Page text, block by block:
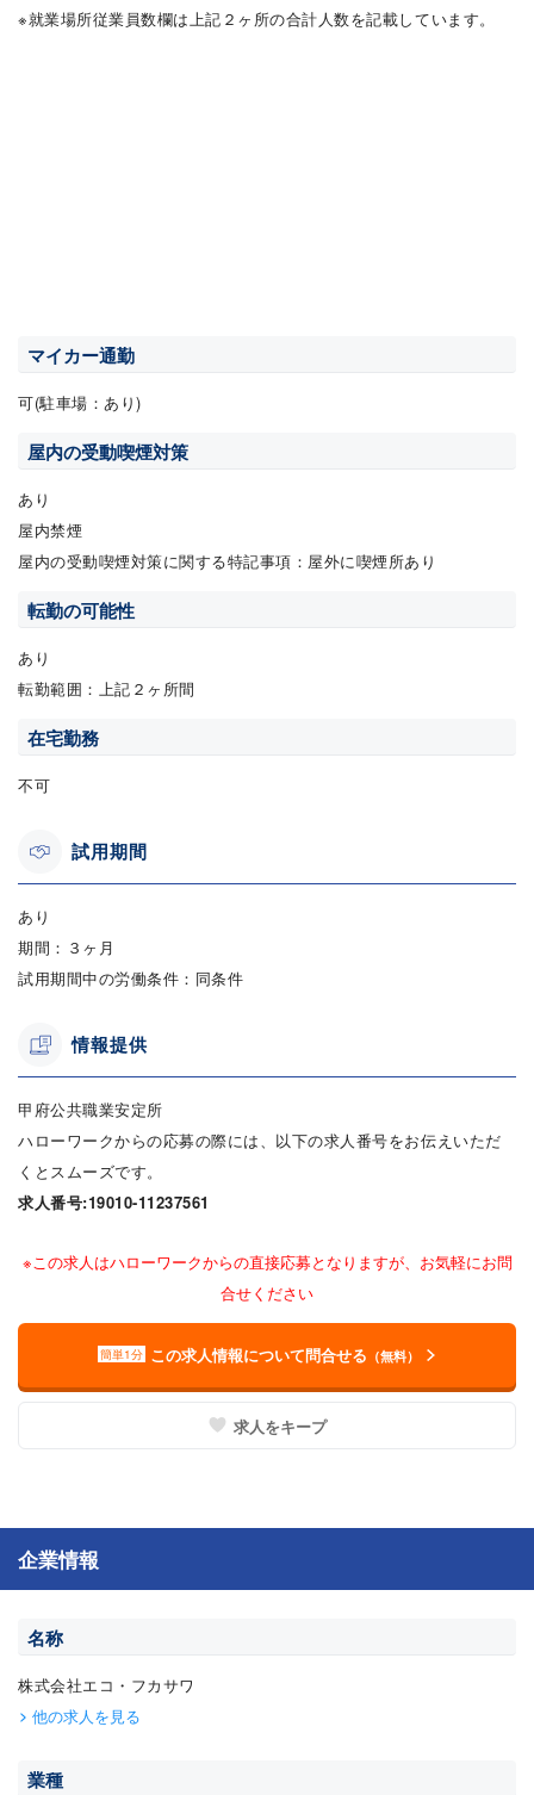
※就業場所従業員数欄は上記２ヶ所の合計人数を記載しています。
マイカー通勤
可(駐車場：あり)
屋内の受動喫煙対策
あり
屋内禁煙
屋内の受動喫煙対策に関する特記事項：屋外に喫煙所あり
転勤の可能性
あり
転勤範囲：上記２ヶ所間
在宅勤務
不可
試用期間
あり
期間：３ヶ月
試用期間中の労働条件：同条件
情報提供
甲府公共職業安定所
ハローワークからの応募の際には、以下の求人番号をお伝えいただ
くとスムーズです。
求人番号:19010-11237561
※この求人はハローワークからの直接応募となりますが、お気軽にお問
合せください
簡単1分 この求人情報について問合せる （無料）
求人をキープ
企業情報
名称
株式会社エコ・フカサワ
他の求人を見る
業種